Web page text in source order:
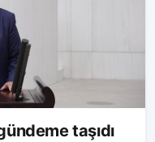
taşıdı